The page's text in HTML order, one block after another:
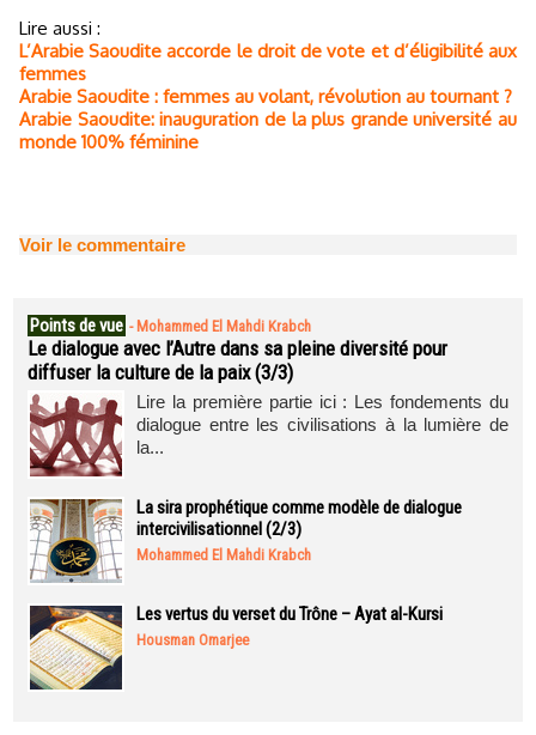
Lire aussi :
L’Arabie Saoudite accorde le droit de vote et d’éligibilité aux
femmes
Arabie Saoudite : femmes au volant, révolution au tournant ?
Arabie Saoudite: inauguration de la plus grande université au
monde 100% féminine
Voir le commentaire
Points de vue - Mohammed El Mahdi Krabch
Le dialogue avec l’Autre dans sa pleine diversité pour
diffuser la culture de la paix (3/3)
Lire la première partie ici : Les fondements du
dialogue entre les civilisations à la lumière de
la...
La sira prophétique comme modèle de dialogue
intercivilisationnel (2/3)
Mohammed El Mahdi Krabch
Les vertus du verset du Trône – Ayat al-Kursi
Housman Omarjee